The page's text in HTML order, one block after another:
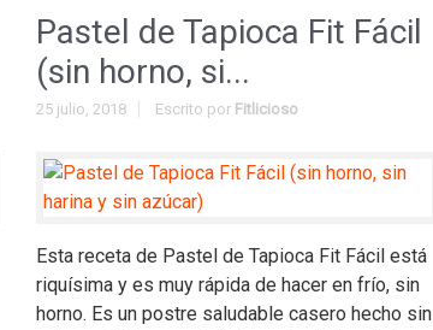
Pastel de Tapioca Fit Fácil
(sin horno, si...
25 julio, 2018 Escrito por Fitlicioso
Esta receta de Pastel de Tapioca Fit Fácil está
riquísima y es muy rápida de hacer en frío, sin
horno. Es un postre saludable casero hecho sin